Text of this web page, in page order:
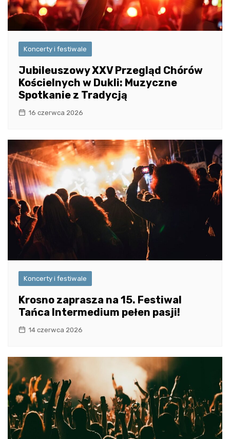
Koncerty i festiwale
Jubileuszowy XXV Przegląd Chórów
Kościelnych w Dukli: Muzyczne
Spotkanie z Tradycją
16 czerwca 2026
Koncerty i festiwale
Krosno zaprasza na 15. Festiwal
Tańca Intermedium pełen pasji!
14 czerwca 2026